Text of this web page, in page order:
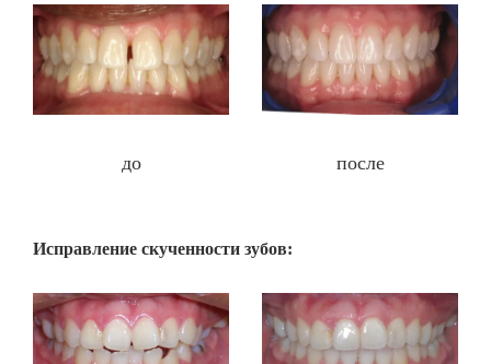
до после
Исправление скученности зубов: